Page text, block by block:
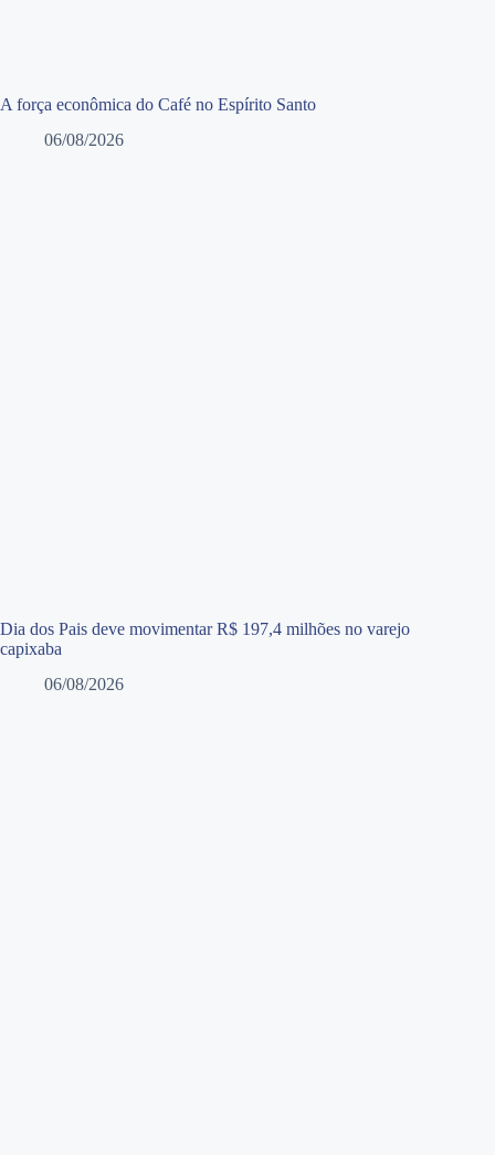
A força econômica do Café no Espírito Santo
06/08/2026
Dia dos Pais deve movimentar R$ 197,4 milhões no varejo
capixaba
06/08/2026